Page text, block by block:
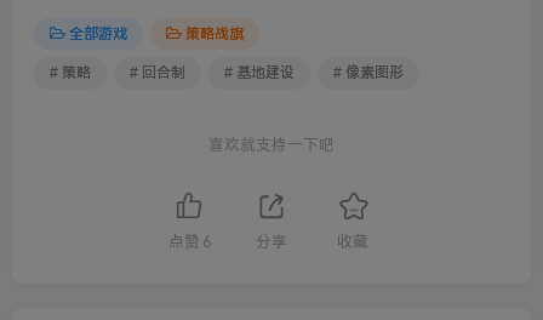
全部游戏 策略战旗
# 策略 # 回合制 # 基地建设 # 像素图形
喜欢就支持一下吧
点赞 6 分享 收藏